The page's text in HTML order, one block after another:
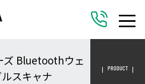
ズ Bluetoothウェ
スキャナ
PRODUCT